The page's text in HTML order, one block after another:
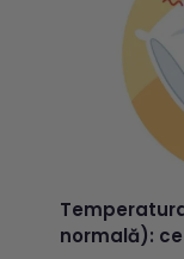
normală):